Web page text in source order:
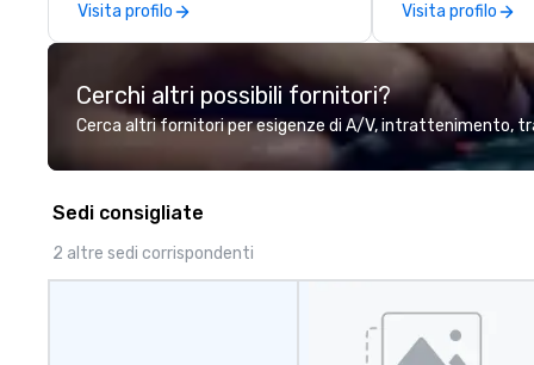
information or collaboration
opportunities.
Visita profilo Visita profilo
Cerchi altri possibili fornitori?
Cerca altri fornitori per esigenze di A/V, intrattenimento,
Sedi consigliate
2 altre sedi corrispondenti